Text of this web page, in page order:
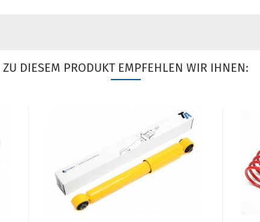
ZU DIESEM PRODUKT EMPFEHLEN WIR IHNEN: